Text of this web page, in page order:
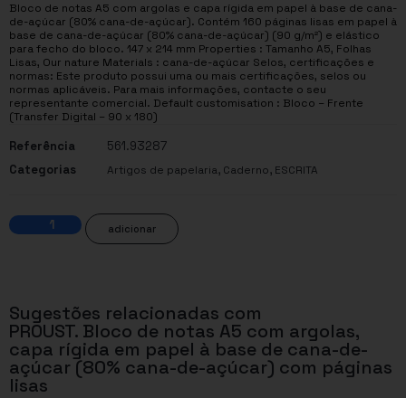
Bloco de notas A5 com argolas e capa rígida em papel à base de cana-
de-açúcar (80% cana-de-açúcar). Contém 160 páginas lisas em papel à
base de cana-de-açúcar (80% cana-de-açúcar) (90 g/m²) e elástico
para fecho do bloco. 147 x 214 mm Properties : Tamanho A5, Folhas
Lisas, Our nature Materials : cana-de-açúcar Selos, certificações e
normas: Este produto possui uma ou mais certificações, selos ou
normas aplicáveis. Para mais informações, contacte o seu
representante comercial. Default customisation : Bloco – Frente
(Transfer Digital – 90 x 180)
Referência
561.93287
Categorias
Artigos de papelaria, Caderno, ESCRITA
adicionar
Sugestões relacionadas com
PROUST. Bloco de notas A5 com argolas,
capa rígida em papel à base de cana-de-
açúcar (80% cana-de-açúcar) com páginas
lisas